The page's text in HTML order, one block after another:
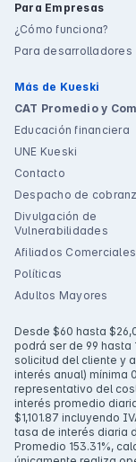
Para Empresas
¿Cómo funciona?
Para desarrolladores
Más de Kueski
CAT Promedio y
Educación financiera
UNE Kueski
Contacto
Despacho de
Divulgación de
Vulnerabilidades
Afiliados Comerciales
Políticas
Adultos Mayores
Desde $60 hasta
podrá ser de 99 hasta
solicitud del cliente y
interés anual) mínima
representativo del
interés promedio
$1,101.87 incluyendo
tasa de interés diaria
Promedio 153.31%,